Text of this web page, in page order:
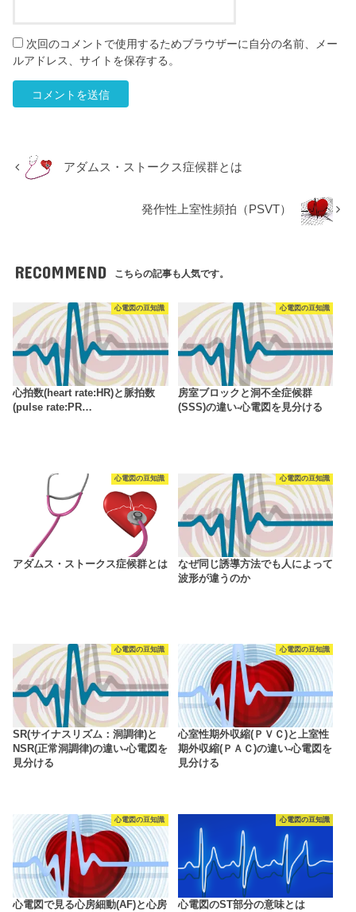
次回のコメントで使用するためブラウザーに自分の名前、メー
ルアドレス、サイトを保存する。
アダムス・ストークス症候群とは
発作性上室性頻拍（PSVT）
RECOMMEND こちらの記事も人気です。
心電図の豆知識
心拍数(heart rate:HR)と脈拍数
(pulse rate:PR…
心電図の豆知識
房室ブロックと洞不全症候群
(SSS)の違い-心電図を見分ける
心電図の豆知識
アダムス・ストークス症候群とは
心電図の豆知識
なぜ同じ誘導方法でも人によって
波形が違うのか
心電図の豆知識
SR(サイナスリズム：洞調律)と
NSR(正常洞調律)の違い-心電図を
見分ける
心電図の豆知識
心室性期外収縮(ＰＶＣ)と上室性
期外収縮(ＰＡＣ)の違い-心電図を
見分ける
心電図の豆知識
心電図で見る心房細動(AF)と心房
心電図の豆知識
心電図のST部分の意味とは